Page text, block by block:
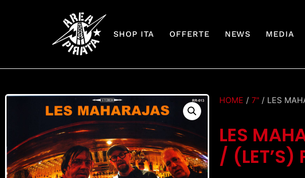
SHOP ITA OFFERTE NEWS MEDIA
HOME /7" / LES
LES
/ (LET’S)